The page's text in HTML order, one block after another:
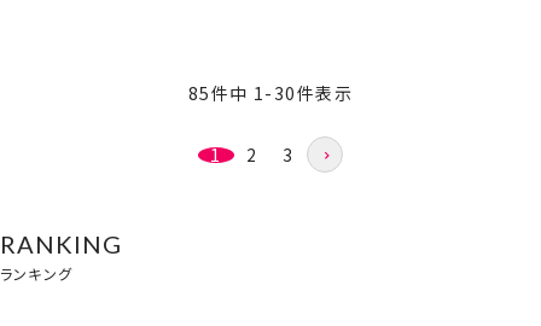
85件中 1- 30件表示
1 2 3
RANKING
ランキング